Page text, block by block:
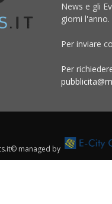
News e gli
giorni l'anno.
Per inviare
Per
managed by